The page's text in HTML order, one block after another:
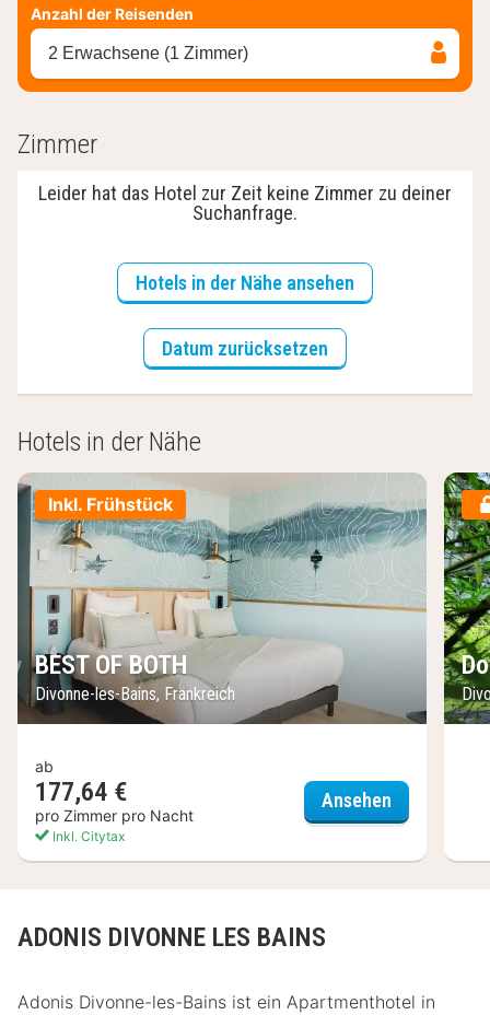
Anzahl der Reisenden
2 Erwachsene (1 Zimmer)
Zimmer
Leider hat das Hotel zur Zeit keine Zimmer zu deiner
Suchanfrage.
Hotels in der Nähe ansehen
Datum zurücksetzen
Hotels in der Nähe
Inkl. Frühstück
BEST OF BOTH
Divonne-les-Bains, Frankreich
ab
177,64 €
pro Zimmer pro Nacht
Inkl. Citytax
Ansehen
ADONIS DIVONNE LES BAINS
Adonis Divonne-les-Bains ist ein Apartmenthotel in